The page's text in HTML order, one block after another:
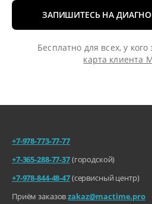
ЗАПИШИТЕСЬ НА
Бесплатно для всех, у
карта клиента
+7-978-773-77-77
+7-365-288-77-37(городской)
+7-978-844-48-47(сервисный центр)
Приём заказовzakaz@mactime.pro